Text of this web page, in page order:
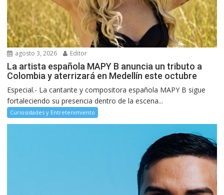
agosto 3, 2026 Editor
La artista española MAPY B anuncia un tributo a
Colombia y aterrizará en Medellín este octubre
Especial.- La cantante y compositora española MAPY B sigue
fortaleciendo su presencia dentro de la escena...
Curiosidades y Entretenimiento